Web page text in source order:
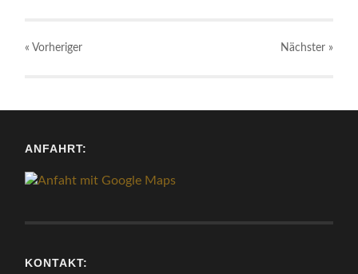
« Vorheriger Nächster »
ANFAHRT:
KONTAKT: